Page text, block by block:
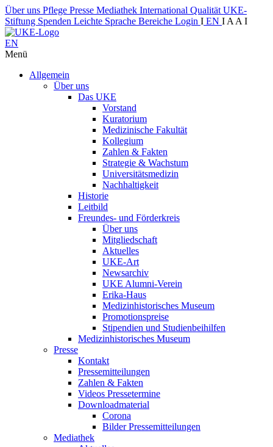
Über uns Pflege Presse Mediathek International Qualität UKE-
Stiftung Spenden Leichte Sprache Bereiche Login I EN I A A I
EN
Menü
Allgemein
Über uns
Das UKE
Vorstand
Kuratorium
Medizinische Fakultät
Kollegium
Zahlen & Fakten
Strategie & Wachstum
Universitätsmedizin
Nachhaltigkeit
Historie
Leitbild
Freundes- und Förderkreis
Über uns
Mitgliedschaft
Aktuelles
UKE-Art
Newsarchiv
UKE Alumni-Verein
Erika-Haus
Medizinhistorisches Museum
Promotionspreise
Stipendien und Studienbeihilfen
Medizinhistorisches Museum
Presse
Kontakt
Pressemitteilungen
Zahlen & Fakten
Videos Pressetermine
Downloadmaterial
Corona
Bilder Pressemitteilungen
Mediathek